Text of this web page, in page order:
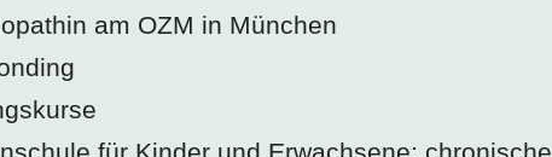
am OZM in München
für Kinder und Erwachsene; chronische